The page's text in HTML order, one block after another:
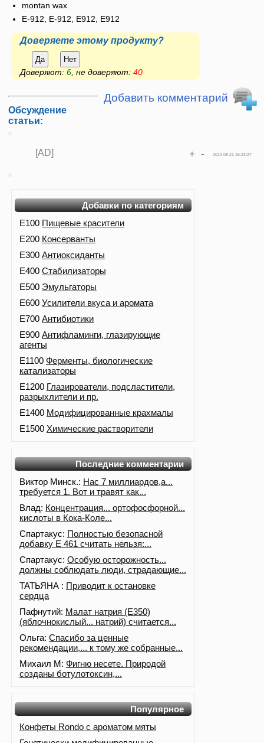
montan wax
Е-912, E-912, Е912, E912
Доверяете этому продукту?
Да Нет
Доверяют: 6 , не доверяют: 40
Добавить комментарий
Обсуждение
статьи:
[AD] 2010-08-21 15:23:27
+ -
Добавки по категориям
E100 Пищевые красители
E200 Консерванты
E300 Антиоксиданты
E400 Стабилизаторы
E500 Эмульгаторы
E600 Усилители вкуса и аромата
E700 Антибиотики
E900 Антифламинги, глазирующие
агенты
E1100 Ферменты, биологические
катализаторы
E1200 Глазирователи, подсластители,
разрыхлители и пр.
E1400 Модифицированные крахмалы
E1500 Химические растворители
Последние комментарии
Виктор Минск.: Нас 7 миллиардов,а...
требуется 1. Вот и травят как...
Влад: Концентрация... ортофосфорной...
кислоты в Кока-Коле...
Спартакус: Полностью безопасной
добавку Е 461 считать нельзя:...
Спартакус: Особую осторожность...
должны соблюдать люди, страдающие...
ТАТЬЯНА : Приводит к остановке
сердца
Пафнутий: Малат натрия (E350)
(яблочнокислый... натрий) считается...
Ольга: Спасибо за ценные
рекомендации,... к тому же собранные...
Михаил М: Фигню несете. Природой
созданы ботулотоксин,...
Популярное
Конфеты Rondo с ароматом мяты